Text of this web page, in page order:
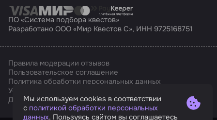
ПО «Система подбора квестов»
Разработано ООО «Мир Квестов С», ИНН 9725168751
Правила модерации отзывов
Пользовательское соглашение
Политика обработки персональных данных
Условия оплаты и возврата
ДизайнAffarts
Мы используем cookies в соответствии
с политикой обработки персональных
данных. Пользуясь сайтом вы соглашаетесь